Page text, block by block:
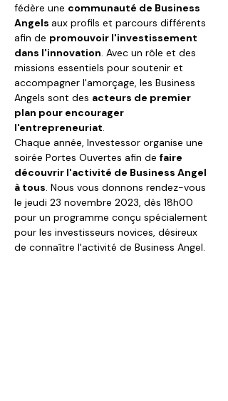
fédère une communauté de Business
Angels aux profils et parcours différents
afin de promouvoir l'investissement
dans l'innovation. Avec un rôle et des
missions essentiels pour soutenir et
accompagner l'amorçage, les Business
Angels sont des acteurs de premier
plan pour encourager
l'entrepreneuriat.
Chaque année, Investessor organise une
soirée Portes Ouvertes afin de faire
découvrir l'activité de Business Angel
à tous. Nous vous donnons rendez-vous
le jeudi 23 novembre 2023, dès 18h00
pour un programme conçu spécialement
pour les investisseurs novices, désireux
de connaître l'activité de Business Angel.